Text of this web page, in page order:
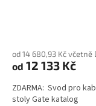
od 14 680,93 Kč včetně
od 12 133 Kč
ZDARMA: Svod pro
stoly Gate katalog